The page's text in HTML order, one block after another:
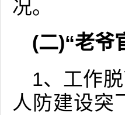
况。
(二)“老爷
1、工作
人防建设突